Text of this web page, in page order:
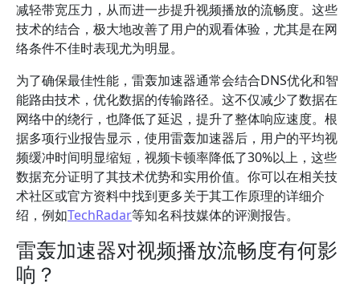
减轻带宽压力，从而进一步提升视频播放的流畅度。这些
技术的结合，极大地改善了用户的观看体验，尤其是在网
络条件不佳时表现尤为明显。
为了确保最佳性能，雷轰加速器通常会结合DNS优化和智
能路由技术，优化数据的传输路径。这不仅减少了数据在
网络中的绕行，也降低了延迟，提升了整体响应速度。根
据多项行业报告显示，使用雷轰加速器后，用户的平均视
频缓冲时间明显缩短，视频卡顿率降低了30%以上，这些
数据充分证明了其技术优势和实用价值。你可以在相关技
术社区或官方资料中找到更多关于其工作原理的详细介
绍，例如TechRadar等知名科技媒体的评测报告。
雷轰加速器对视频播放流畅度有何影
响？